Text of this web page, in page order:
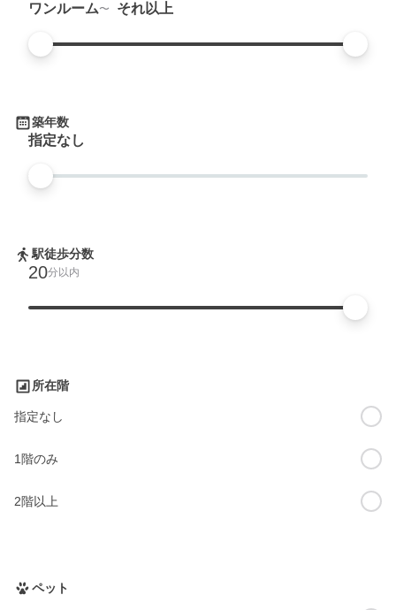
ワンルーム それ以上
築年数
指定なし
駅徒歩分数
20分以内
所在階
指定なし
1階のみ
2階以上
ペット